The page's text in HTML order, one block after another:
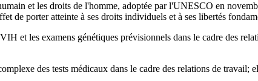
et les droits de l'homme, adoptée par l'UNESCO en
de porter atteinte à ses droits individuels et à ses libertés
et les examens génétiques prévisionnels dans le cadre des
des tests médicaux dans le cadre des relations de